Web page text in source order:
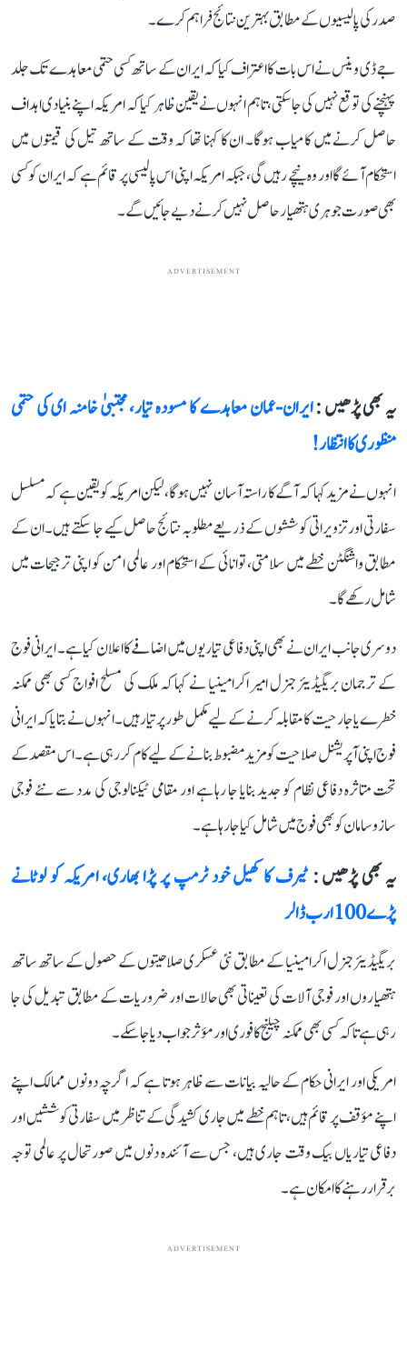
صدر کی پالیسیوں کے مطابق بہترین نتائج فراہم کرے۔
جے ڈی وینس نے اس بات کا اعتراف کیا کہ ایران کے ساتھ کسی حتمی معاہدے تک جلد
پہنچنے کی توقع نہیں کی جا سکتی، تاہم انہوں نے یقین ظاہر کیا کہ امریکہ اپنے بنیادی اہداف
حاصل کرنے میں کامیاب ہوگا۔ ان کا کہنا تھا کہ وقت کے ساتھ تیل کی قیمتوں میں
استحکام آئے گا اور وہ نیچے رہیں گی، جبکہ امریکہ اپنی اس پالیسی پر قائم ہے کہ ایران کو کسی
بھی صورت جوہری ہتھیار حاصل نہیں کرنے دیے جائیں گے۔
ADVERTISEMENT
یہ بھی پڑھیں :ایران-عمان معاہدے کا مسودہ تیار، مجتبیٰ خامنہ ای کی حتمی
منظوری کا انتظار!
انہوں نے مزید کہا کہ آگے کا راستہ آسان نہیں ہوگا، لیکن امریکہ کو یقین ہے کہ مسلسل
سفارتی اور تزویراتی کوششوں کے ذریعے مطلوبہ نتائج حاصل کیے جا سکتے ہیں۔ ان کے
مطابق واشنگٹن خطے میں سلامتی، توانائی کے استحکام اور عالمی امن کو اپنی ترجیحات میں
شامل رکھے گا۔
دوسری جانب ایران نے بھی اپنی دفاعی تیاریوں میں اضافے کا اعلان کیا ہے۔ ایرانی فوج
کے ترجمان بریگیڈیئر جنرل امیر اکرامینیا نے کہا کہ ملک کی مسلح افواج کسی بھی ممکنہ
خطرے یا جارحیت کا مقابلہ کرنے کے لیے مکمل طور پر تیار ہیں۔ انہوں نے بتایا کہ ایرانی
فوج اپنی آپریشنل صلاحیت کو مزید مضبوط بنانے کے لیے کام کر رہی ہے۔ اس مقصد کے
تحت متاثرہ دفاعی نظام کو جدید بنایا جا رہا ہے اور مقامی ٹیکنالوجی کی مدد سے نئے فوجی
سازوسامان کو بھی فوج میں شامل کیا جا رہا ہے۔
یہ بھی پڑھیں :ٹیرف کا کھیل خود ٹرمپ پر پڑا بھاری، امریکہ کو لوٹانے
پڑے 100 ارب ڈالر
بریگیڈیئر جنرل اکرامینیا کے مطابق نئی عسکری صلاحیتوں کے حصول کے ساتھ ساتھ
ہتھیاروں اور فوجی آلات کی تعیناتی بھی حالات اور ضروریات کے مطابق تبدیل کی جا
رہی ہے تاکہ کسی بھی ممکنہ چیلنج کا فوری اور مؤثر جواب دیا جا سکے۔
امریکی اور ایرانی حکام کے حالیہ بیانات سے ظاہر ہوتا ہے کہ اگرچہ دونوں ممالک اپنے
اپنے مؤقف پر قائم ہیں، تاہم خطے میں جاری کشیدگی کے تناظر میں سفارتی کوششیں اور
دفاعی تیاریاں بیک وقت جاری ہیں، جس سے آئندہ دنوں میں صورتحال پر عالمی توجہ
برقرار رہنے کا امکان ہے۔
ADVERTISEMENT